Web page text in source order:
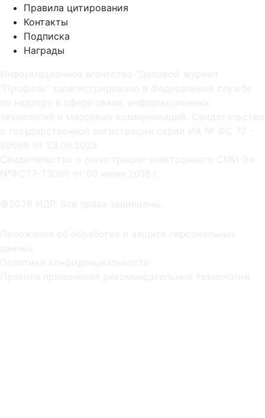
Правила цитирования
Контакты
Подписка
Награды